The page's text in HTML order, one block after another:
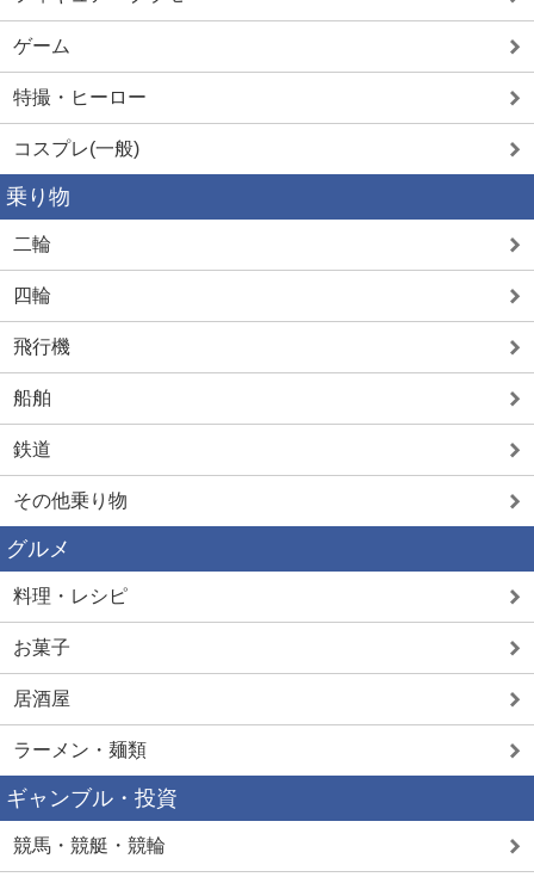
ゲーム
特撮・ヒーロー
コスプレ(一般)
乗り物
二輪
四輪
飛行機
船舶
鉄道
その他乗り物
グルメ
料理・レシピ
お菓子
居酒屋
ラーメン・麺類
ギャンブル・投資
競馬・競艇・競輪